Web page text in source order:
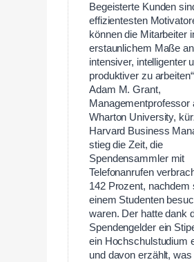
Begeisterte Kunden
effizientesten
können die Mitarbeiter
erstaunlichem Maße
intensiver, intelligenter
produktiver zu
Adam M. Grant,
Managementprofessor
Wharton University,
Harvard Business
stieg die Zeit, die
Spendensammler mit
Telefonanrufen
142 Prozent, nachdem
einem Studenten
waren. Der hatte dank
Spendengelder ein
ein Hochschulstudium
und davon erzählt,